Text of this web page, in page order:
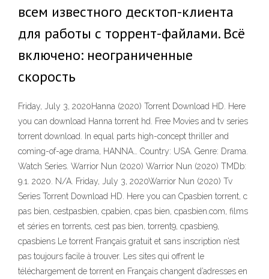
всем известного десктоп-клиента
для работы с торрент-файлами. Всё
включено: неограниченные
скорость
Friday, July 3, 2020Hanna (2020) Torrent Download HD. Here
you can download Hanna torrent hd. Free Movies and tv series
torrent download. In equal parts high-concept thriller and
coming-of-age drama, HANNA… Country: USA. Genre: Drama.
Watch Series. Warrior Nun (2020) Warrior Nun (2020) TMDb:
9.1. 2020. N/A. Friday, July 3, 2020Warrior Nun (2020) Tv
Series Torrent Download HD. Here you can Cpasbien torrent, c
pas bien, cestpasbien, cpabien, cpas bien, cpasbien.com, films
et séries en torrents, cest pas bien, torrent9, cpasbien9,
cpasbiens Le torrent Français gratuit et sans inscription n’est
pas toujours facile à trouver. Les sites qui offrent le
téléchargement de torrent en Français changent d’adresses en